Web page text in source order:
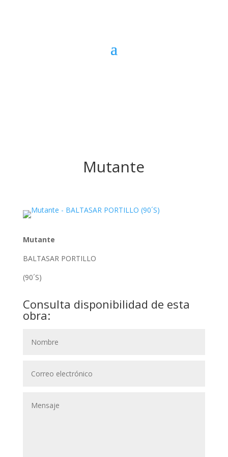
Mutante
Mutante
BALTASAR PORTILLO
(90´S)
Consulta disponibilidad de esta
obra: